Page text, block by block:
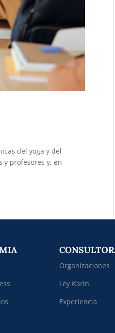
del yoga y del
y profesores y, en
Organizaciones
Ley Karin
Experiencia